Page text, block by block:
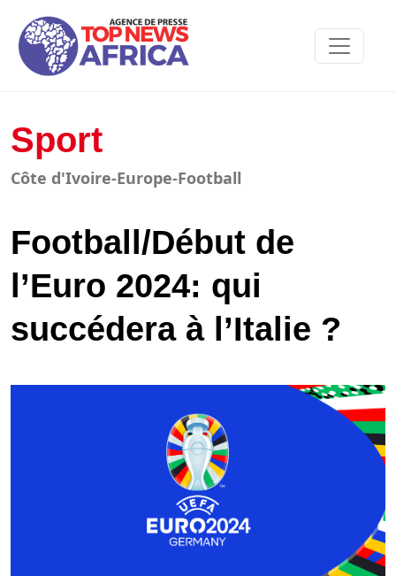
Sport
Côte d'Ivoire-Europe-Football
Football/Début de
l’Euro 2024: qui
succédera à l’Italie ?